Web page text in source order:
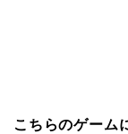
こちらのゲーム